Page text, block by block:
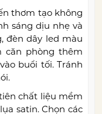
thơm tạo không
sáng dịu nhẹ và
đèn dây led màu
căn phòng thêm
buổi tối. Tránh
chất liệu mềm
satin. Chọn các